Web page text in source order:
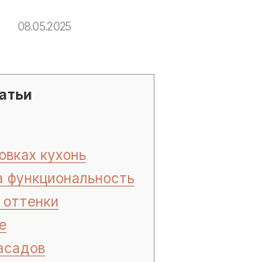
08.05.2025
кухонь